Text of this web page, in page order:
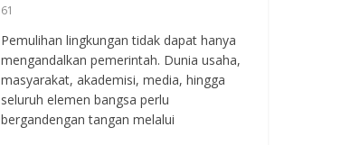
61
Pemulihan lingkungan tidak dapat hanya
mengandalkan pemerintah. Dunia usaha,
masyarakat, akademisi, media, hingga
seluruh elemen bangsa perlu
bergandengan tangan melalui